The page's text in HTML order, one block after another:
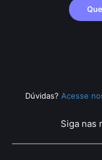
Dúvidas? Acesse
Siga nas